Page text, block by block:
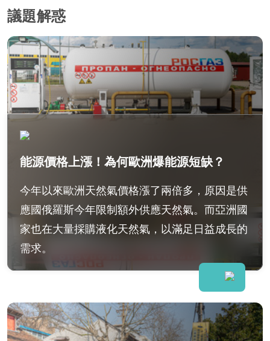
議題解惑
能源價格上漲！為何歐洲爆能源短缺？
今年以來歐洲天然氣價格漲了兩倍多，原因是供
應國俄羅斯今年限制額外供應天然氣。而亞洲國
家也在大量採購液化天然氣，以滿足日益成長的
需求。